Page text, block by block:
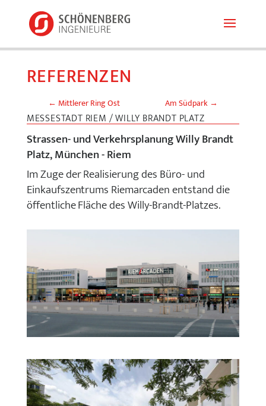
REFERENZEN
← Mittlerer Ring Ost Am Südpark →
MESSESTADT RIEM / WILLY BRANDT PLATZ
Strassen- und Verkehrsplanung Willy Brandt
Platz, München - Riem
Im Zuge der Realisierung des Büro- und
Einkaufszentrums Riemarcaden entstand die
öffentliche Fläche des Willy-Brandt-Platzes.